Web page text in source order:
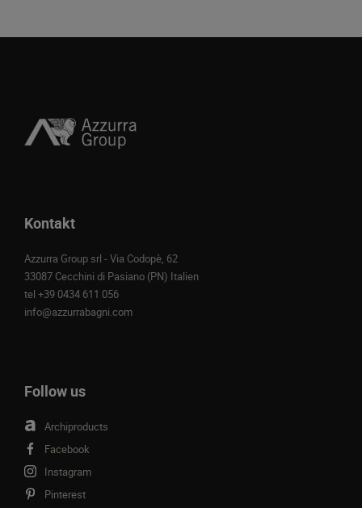
Kontakt
Azzurra Group srl - Via Codopè, 62
33087 Cecchini di Pasiano (PN) Italien
tel +39 0434 611 056
info@azzurrabagni.com
Follow us
Archiproducts
Facebook
Instagram
Pinterest